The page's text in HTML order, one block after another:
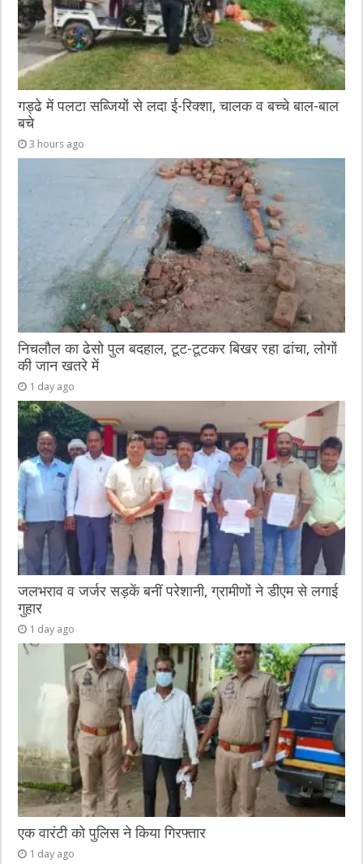
गड्ढे में पलटा सब्जियों से लदा ई-रिक्शा, चालक व बच्चे बाल-बाल
बचे
3 hours ago
निचलौल का ढेसो पुल बदहाल, टूट-टूटकर बिखर रहा ढांचा, लोगों
की जान खतरे में
1 day ago
जलभराव व जर्जर सड़कें बनीं परेशानी, ग्रामीणों ने डीएम से लगाई
गुहार
1 day ago
एक वारंटी को पुलिस ने किया गिरफ्तार
1 day ago